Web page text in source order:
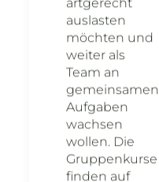
auslasten
möchten und
weiter als
Team an
gemeinsamen
Aufgaben
wachsen
wollen. Die
Gruppenkurse
finden auf